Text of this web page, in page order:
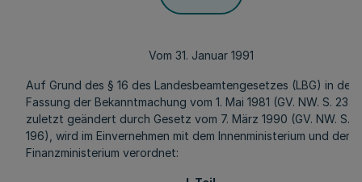
Vom 31. Januar 1991
Auf Grund des § 16 des Landesbeamtengesetzes (LBG) in der
Fassung der Bekanntmachung vom 1. Mai 1981 (GV. NW. S.
zuletzt geändert durch Gesetz vom 7. März 1990 (GV. NW. S.
196), wird im Einvernehmen mit dem Innenministerium und dem
Finanzministerium verordnet: